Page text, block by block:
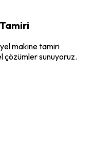
makine tamiri
çözümler sunuyoruz.